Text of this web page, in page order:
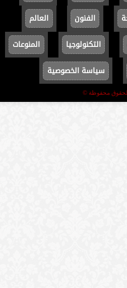
الفنون
العالم
التكنولوجيا
المنوعات
سياسة الخصوصية
محفوظة ©